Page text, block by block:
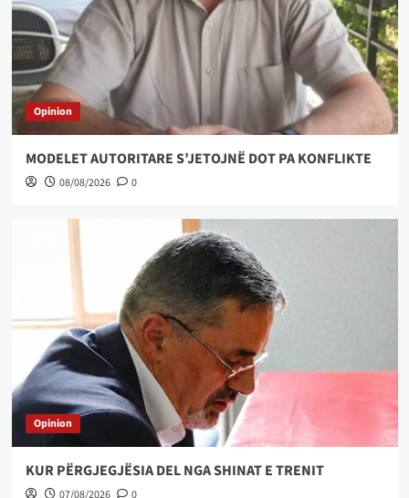
Opinion
MODELET AUTORITARE S’JETOJNË DOT PA KONFLIKTE
08/08/2026 0
Opinion
KUR PËRGJEGJËSIA DEL NGA SHINAT E TRENIT
07/08/2026 0